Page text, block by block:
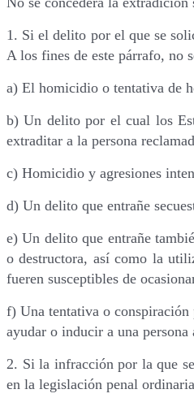
1. Si el delito por el que se
A los fines de este párrafo, no
a) El homicidio o tentativa de
b) Un delito por el cual los
extraditar a la persona
c) Homicidio y agresiones
d) Un delito que entrañe
e) Un delito que entrañe
o destructora, así como la
fueren susceptibles de
f) Una tentativa o conspiración
ayudar o inducir a una
2. Si la infracción por la que
en la legislación penal